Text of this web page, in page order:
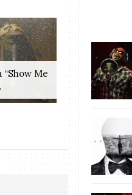
Me
VÍDEO: